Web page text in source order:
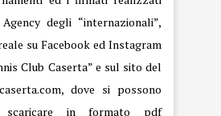
degli “internazionali”,
su Facebook ed Instagram
Club Caserta” e sul sito del
, dove si possono
scaricare in formato pdf